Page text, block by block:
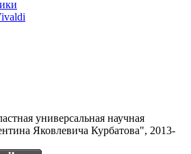
универсальная научная
Яковлевича Курбатова", 2013-